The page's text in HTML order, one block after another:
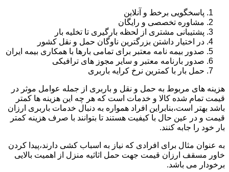
پاسخگویی برخط و آنلاین
مشاوره تخصصی و رایگان
پشتیبانی مشتری از لحظه بارگیری تا تخلیه بار
در اختیار داشتن بزرگترین ناوگان حمل و نقل کشور
صدور بیمه نامه معتبر برای تمامی بارها با همکاری بیمه ایران
صدور بارنامه معتبر و سایر مجوز های ترافیکی
حمل بار با کمترین نرخ کرایه باربری
هزینه های مربوط به حمل و نقل و باربری از جمله عوامل موثر در
قیمت تمام شده کالا و خدمات است که هر چه این هزینه ها کمتر
باشد بهتر است،بنابراین افراد همواره به دنبال خدمات باربری ارزان
قیمت و در عین حال با کیفیت هستند تا بتوانند با صرف هزینه کمتر
بار خود را جابه کنند.
به عنوان مثال برای افرادی که نیاز به اسباب کشی دارند،پیدا کردن
خاور مسقف ارزان قیمت جهت حمل اثاثیه منزل از اهمیت بالایی
برخودار می باشد.